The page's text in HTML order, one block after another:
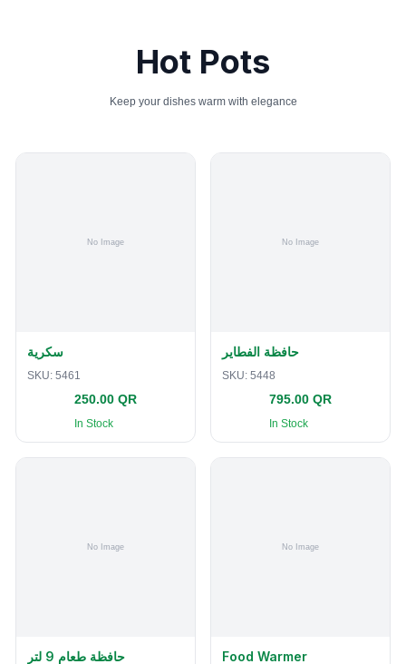
Hot Pots
Keep your dishes warm with elegance
سكرية
SKU: 5461
250.00 QR
In Stock
حافظة الفطاير
SKU: 5448
795.00 QR
In Stock
حافظة طعام 9 لتر Food Warmer